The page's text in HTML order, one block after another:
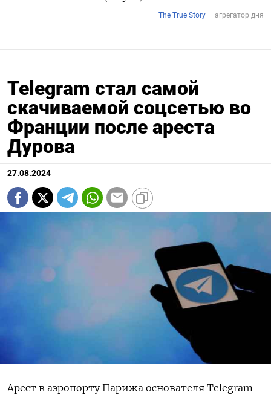
Telegram стал самой
скачиваемой соцсетью во
Франции после ареста
Дурова
27.08.2024
Арест в аэропорту Парижа основателя Telegram